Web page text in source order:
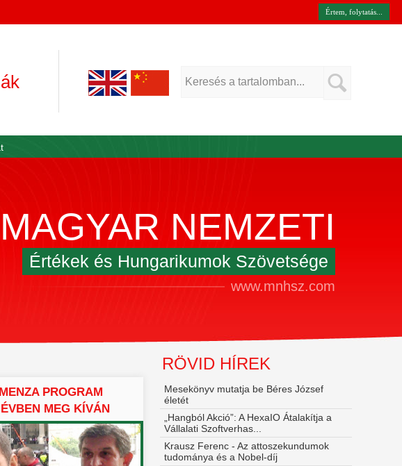
Értem, folytatás...
MAGYAR NEMZETI
Értékek és Hungarikumok Szövetsége
www.mnhsz.com
PROGRAM
MEG KÍVÁN
RÖVID HÍREK
Mesekönyv mutatja be Béres József
életét
„Hangból Akció”: A HexaIO Átalakítja a
Vállalati Szoftverhas...
Krausz Ferenc - Az attoszekundumok
tudománya és a Nobel‑díj